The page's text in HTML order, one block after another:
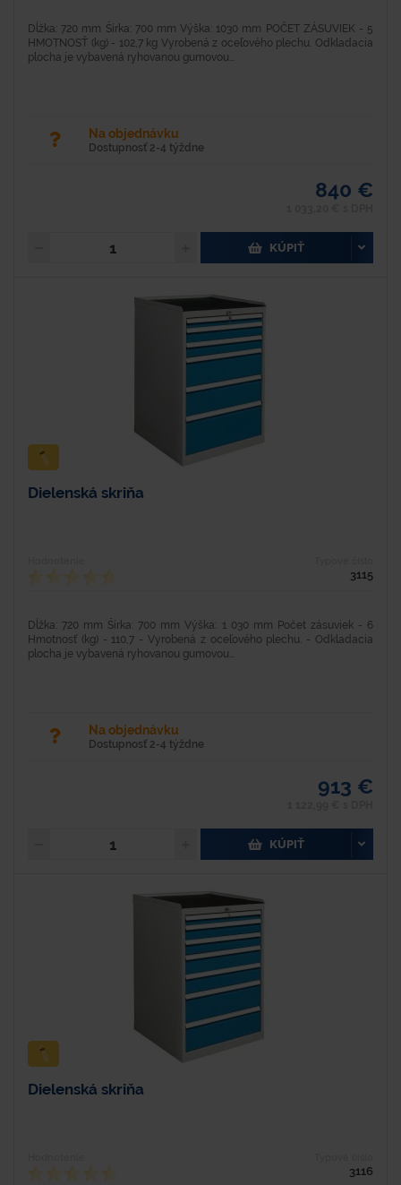
Dĺžka: 720 mm Šírka: 700 mm Výška: 1030 mm POČET ZÁSUVIEK - 5
HMOTNOSŤ (kg) - 102,7 kg Vyrobená z oceľového plechu. Odkladacia
plocha je vybavená ryhovanou gumovou...
Na objednávku
Dostupnosť 2-4 týždne
840 €
KÚPIŤ
Dielenská skriňa
3115
Dĺžka: 720 mm Šírka: 700 mm Výška: 1 030 mm Počet zásuviek - 6
Hmotnosť (kg) - 110,7 - Vyrobená z oceľového plechu. - Odkladacia
plocha je vybavená ryhovanou gumovou...
Na objednávku
Dostupnosť 2-4 týždne
913 €
KÚPIŤ
Dielenská skriňa
3116